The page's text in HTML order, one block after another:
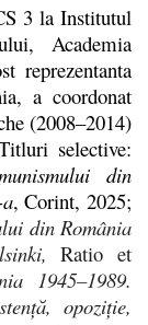
3 la Institutul
Academia
reprezentanta
a coordonat
(2008–2014)
selective:
din
, Corint, 2025;
din România
Ratio et
1945–1989.
opoziţie,